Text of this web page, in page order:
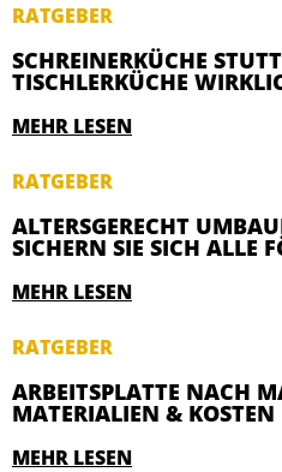
RATGEBER
SCHREINERKÜCHE
ISCHLERKÜCHE
MEHR LESEN
RATGEBER
ALTERSGERECHT
SICHERN SIE SICH ALLE
MEHR LESEN
RATGEBER
ARBEITSPLATTE NACH
ATERIALIEN & KOSTEN
MEHR LESEN